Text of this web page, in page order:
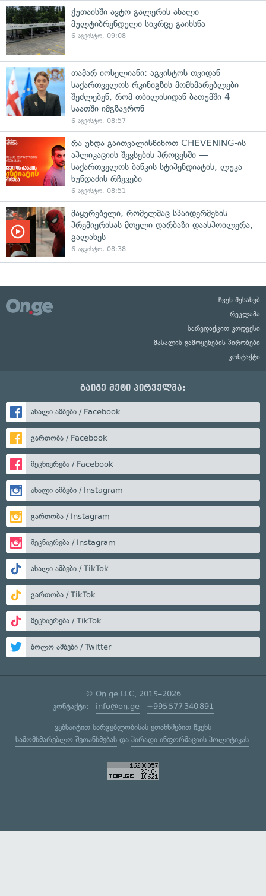
ქუთაისში ავტო გალერის ახალი
მულტიბრენდული სივრცე გაიხსნა
6 აგვისტო, 09:08
თამარ იოსელიანი: აგვისტოს თვიდან
საქართველოს რკინიგზის მომხმარებლები
შეძლებენ, რომ თბილისიდან ბათუმში 4
საათში იმგზავრონ
6 აგვისტო, 08:57
რა უნდა გაითვალისწინოთ CHEVENING-ის
აპლიკაციის შევსების პროცესში —
საქართველოს ბანკის სტიპენდიატის, ლუკა
ხუნდაძის რჩევები
6 აგვისტო, 08:51
მაყურებელი, რომელმაც სპაიდერმენის
პრემიერისას მთელი დარბაზი დაასპოილერა,
გალახეს
6 აგვისტო, 08:38
ჩვენ შესახებ
რეკლამა
სარედაქციო კოდექსი
მასალის გამოყენების პირობები
კონტაქტი
გაიგე მეტი პირველმა:
ახალი ამბები / Facebook
გართობა / Facebook
მეცნიერება / Facebook
ახალი ამბები / Instagram
გართობა / Instagram
მეცნიერება / Instagram
ახალი ამბები / TikTok
გართობა / TikTok
მეცნიერება / TikTok
ბოლო ამბები / Twitter
© On.ge LLC, 2015–2026
კონტაქტი: info@on.ge +995 577 340 891
ვებსაიტით სარგებლობისას ეთანხმებით ჩვენს
სამომხმარებლო შეთანხმებასდა პირადი ინფორმაციის პოლიტიკას.